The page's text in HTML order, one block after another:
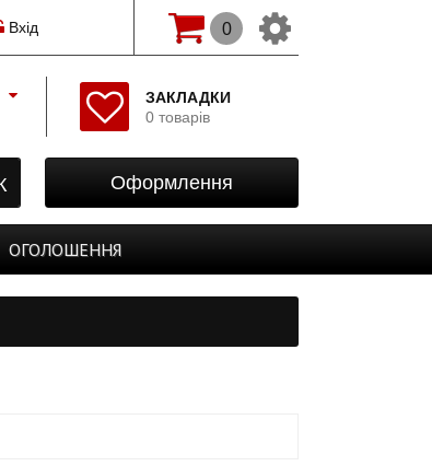
Вхід
Оформлення
ЗАКЛАДКИ
0 товарів
0
Початок
Реєстрація
Закладки
ОГОЛОШЕННЯ